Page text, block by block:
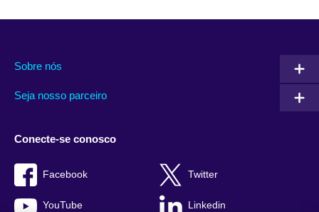
Sobre nós
Seja nosso parceiro
Conecte-se conosco
Facebook Twitter
YouTube Linkedin